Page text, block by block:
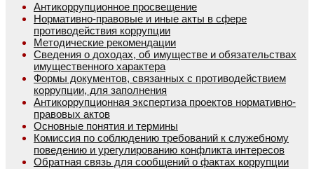
Антикоррупционное просвещение
Нормативно-правовые и иные акты в сфере
противодействия коррупции
Методические рекомендации
Сведения о доходах, об имуществе и обязательствах
имущественного характера
Формы документов, связанных с противодействием
коррупции, для заполнения
Антикоррупционная экспертиза проектов нормативно-
правовых актов
Основные понятия и термины
Комиссия по соблюдению требований к служебному
поведению и урегулированию конфликта интересов
Обратная связь для сообщений о фактах коррупции